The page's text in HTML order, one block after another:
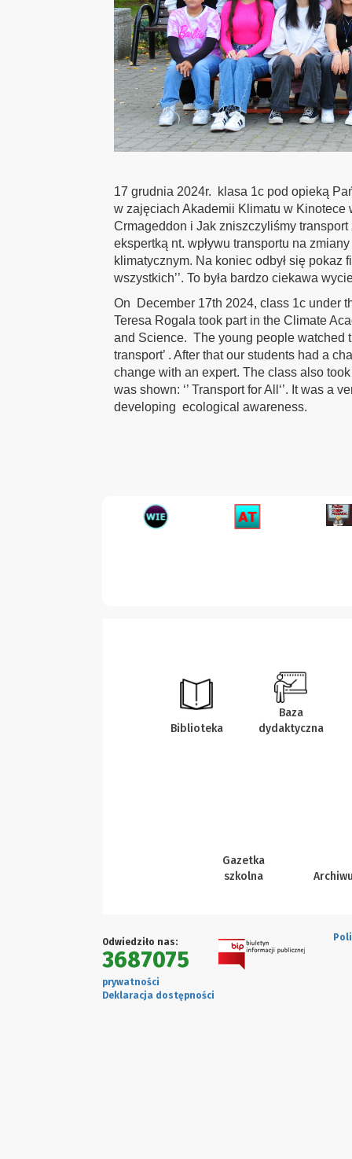
17 grudnia 2024r. klasa 1c pod opieką
w zajęciach Akademii Klimatu w Kinotece
Crmageddon i Jak zniszczyliśmy transport
ekspertką nt. wpływu transportu na
klimatycznym. Na koniec odbył się pokaz
wszystkich’’. To była bardzo ciekawa
On December 17th 2024, class 1c under
Teresa Rogala took part in the Climate
and Science. The young people watched
transport’ . After that our students had a
change with an expert. The class also
was shown: ‘’ Transport for All‘’. It was
developing ecological awareness.
Biblioteka
Baza
dydaktyczna
Gazetka
szkolna
Odwiedziło nas:
3687075
prywatności
Deklaracja dostępności